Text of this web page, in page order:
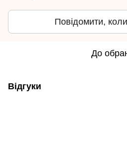
Повідомити,
До
Відгуки